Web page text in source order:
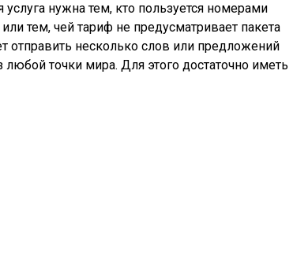
услуга нужна тем, кто пользуется номерами
тем, чей тариф не предусматривает пакета
отправить несколько слов или предложений
точки мира. Для этого достаточно иметь